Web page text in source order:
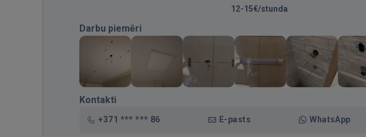
12-15€/stunda
Darbu piemēri
Kontakti
+371 *** *** 86 E-pasts WhatsApp